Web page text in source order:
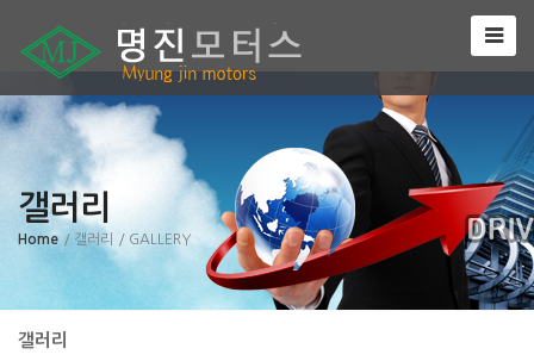
갤러리
Home / 갤러리 / GALLERY
갤러리
Sketchbook5, 스케치북5
Sketchbook5, 스케치북5